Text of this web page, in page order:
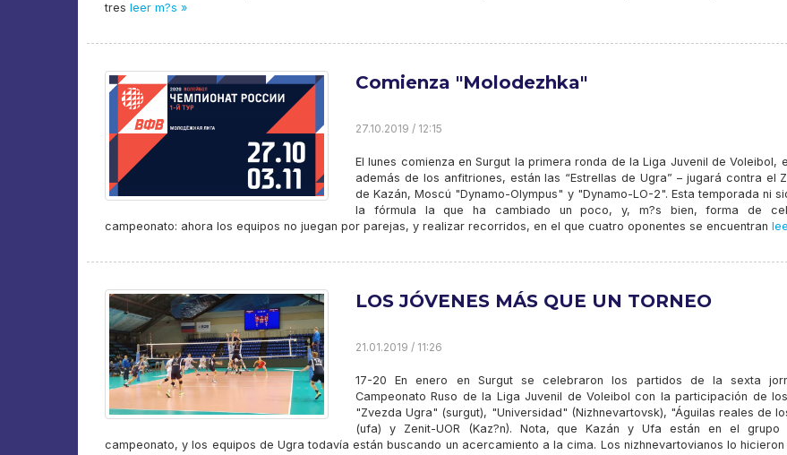
tres leer m?s »
Comienza "Molodezhka"
27.10.2019 / 12:15
El lunes comienza en Surgut la primera ronda de la Liga Juvenil de Voleibol,
además de los anfitriones, están las “Estrellas de Ugra” – jugará contra el
de Kazán, Moscú "Dynamo-Olympus" y "Dynamo-LO-2". Esta temporada ni
la fórmula la que ha cambiado un poco, y, m?s bien, forma de
campeonato: ahora los equipos no juegan por parejas, y realizar recorridos, en el que cuatro oponentes se encuentran
LOS JÓVENES MÁS QUE UN TORNEO
21.01.2019 / 11:26
17-20 En enero en Surgut se celebraron los partidos de la sexta
Campeonato Ruso de la Liga Juvenil de Voleibol con la participación de
"Zvezda Ugra" (surgut), "Universidad" (Nizhnevartovsk), "Águilas reales de
(ufa) y Zenit-UOR (Kaz?n). Nota, que Kazán y Ufa están en el grupo
campeonato, y los equipos de Ugra todavía están buscando un acercamiento a la cima. Los nizhnevartovianos lo hicieron